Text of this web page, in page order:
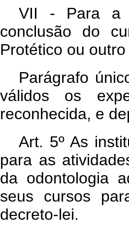
VII - Para a
conclusão do
Protético ou
Parágrafo
válidos os
reconhecida, e
Art. 5º As
para as
da odontologia
seus cursos
decreto-lei.